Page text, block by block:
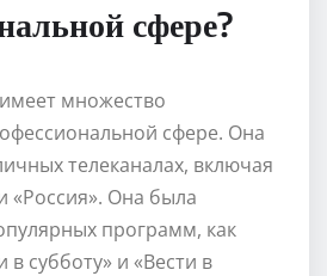
сфере?
множество
сфере. Она
телеканалах, включая
«Россия». Она была
программ, как
в субботу» и «Вести в